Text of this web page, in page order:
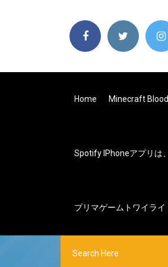
Home Minecraft
Spotify IPhoneアプリは
プリマゲームトワイラ